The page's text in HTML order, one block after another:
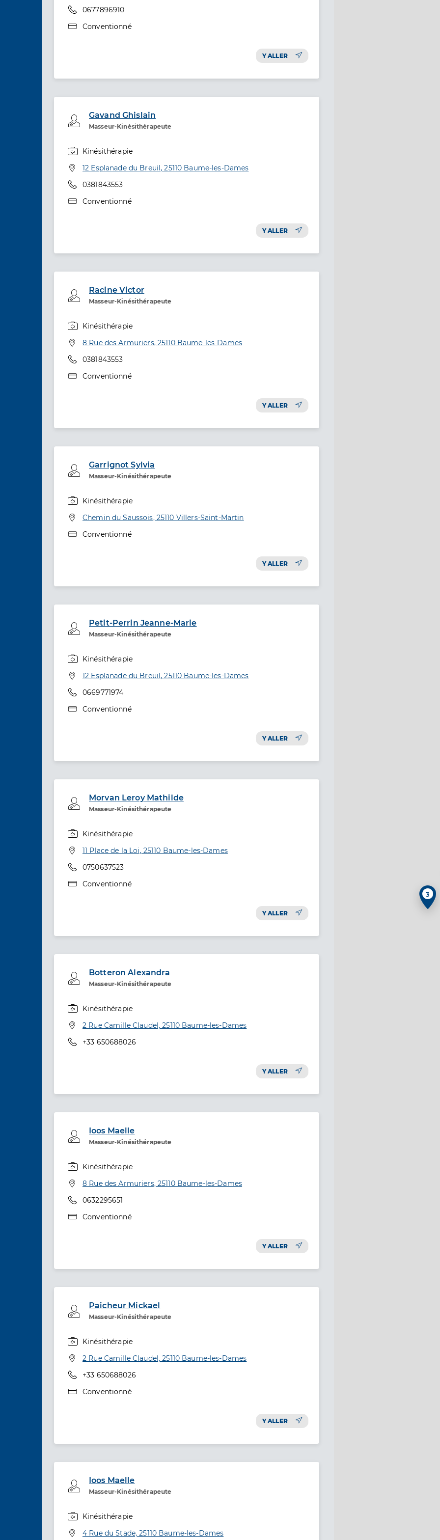
Téléphone
0677896910
Type de convention
Conventionné
Y ALLER
Gavand Ghislain
Masseur-Kinésithérapeute
Professionel de santé
Kinésithérapie
Adresse
12 Esplanade du Breuil, 25110 Baume-les-Dames
Téléphone
0381843553
Type de convention
Conventionné
Y ALLER
Racine Victor
Masseur-Kinésithérapeute
Professionel de santé
Kinésithérapie
Adresse
8 Rue des Armuriers, 25110 Baume-les-Dames
Téléphone
0381843553
Type de convention
Conventionné
Y ALLER
Garrignot Sylvia
Masseur-Kinésithérapeute
Professionel de santé
Kinésithérapie
Adresse
Chemin du Saussois, 25110 Villers-Saint-Martin
Type de convention
Conventionné
Y ALLER
Petit-Perrin Jeanne-Marie
Masseur-Kinésithérapeute
Professionel de santé
Kinésithérapie
Adresse
12 Esplanade du Breuil, 25110 Baume-les-Dames
Téléphone
0669771974
Type de convention
Conventionné
Y ALLER
Morvan Leroy Mathilde
Masseur-Kinésithérapeute
Professionel de santé
Kinésithérapie
Adresse
11 Place de la Loi, 25110 Baume-les-Dames
Téléphone
0750637523
Type de convention
Conventionné
Y ALLER
Botteron Alexandra
Masseur-Kinésithérapeute
Professionel de santé
Kinésithérapie
Adresse
2 Rue Camille Claudel, 25110 Baume-les-Dames
Téléphone
+33 650688026
Y ALLER
Ioos Maelle
Masseur-Kinésithérapeute
Professionel de santé
Kinésithérapie
Adresse
8 Rue des Armuriers, 25110 Baume-les-Dames
Téléphone
0632295651
Type de convention
Conventionné
Y ALLER
Paicheur Mickael
Masseur-Kinésithérapeute
Professionel de santé
Kinésithérapie
Adresse
2 Rue Camille Claudel, 25110 Baume-les-Dames
Téléphone
+33 650688026
Type de convention
Conventionné
Y ALLER
Ioos Maelle
Masseur-Kinésithérapeute
Professionel de santé
Kinésithérapie
Adresse
4 Rue du Stade, 25110 Baume-les-Dames
3